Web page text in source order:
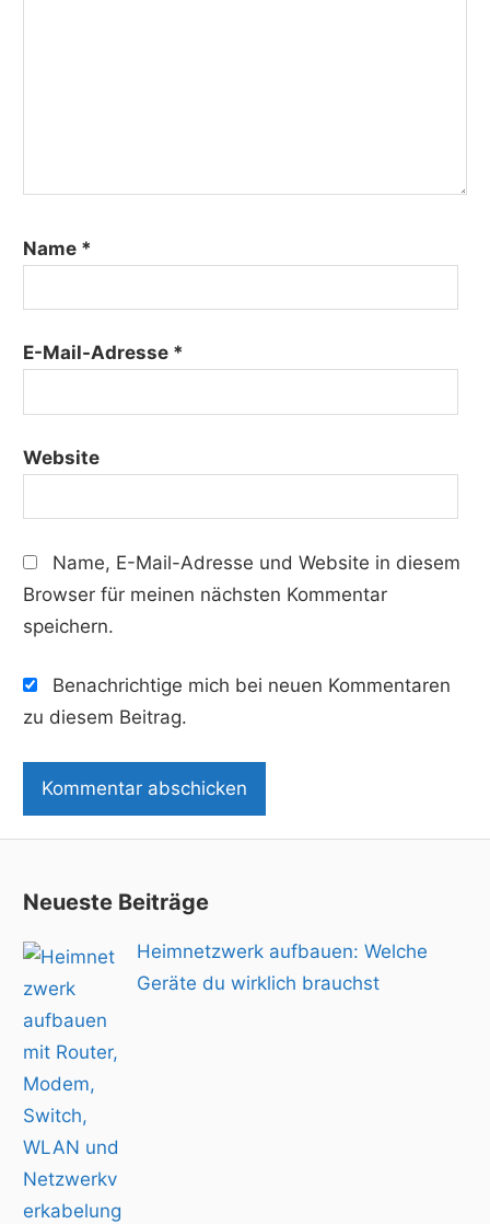
Name *
E-Mail-Adresse *
Website
Name, E-Mail-Adresse und Website in diesem
Browser für meinen nächsten Kommentar
speichern.
Benachrichtige mich bei neuen Kommentaren
zu diesem Beitrag.
Neueste Beiträge
Heimnetzwerk aufbauen: Welche
Geräte du wirklich brauchst